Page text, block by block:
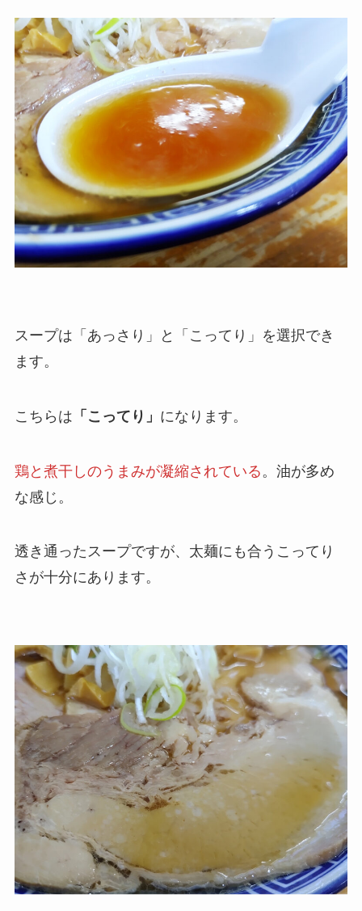
スープは「あっさり」と「こってり」を選択でき
ます。
こちらは 「こってり」 になります。
鶏と煮干しのうまみが凝縮されている 。油が多め
な感じ。
透き通ったスープですが、太麺にも合うこってり
さが十分にあります。